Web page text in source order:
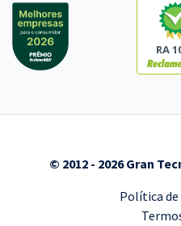
RA
© 2012 - 2026 Gran
Política de